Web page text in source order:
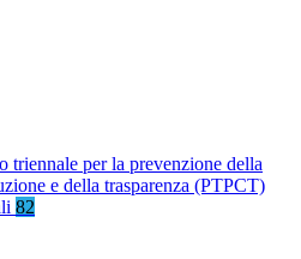
triennale per la prevenzione della
e della trasparenza (PTPCT)
82